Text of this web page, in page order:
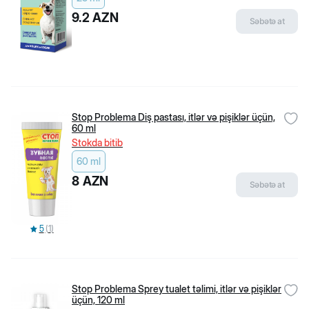
9.2 AZN Səbətə at
5 (1)
Stop Problema Diş pastası, itlər və pişiklər üçün,
60 ml
Stokda bitib
60 ml
8 AZN Səbətə at
Stop Problema Sprey tualet təlimi, itlər və pişiklər
üçün, 120 ml
Biopet Shop
Haqqımızda
Çatdırılma və qaytarılma
Məxfilik siyasəti
İtlər üçün quru yem
Pişiklər üçün quru yem
Pişik Yemləri
Pişik qumları
Bala pişiklər üçün yem
Populyar brendlər
Flexi
Beeztees
Jungle
Tez-tez soruşulan suallar
Məhsul dəyərləndirmə qaydaları